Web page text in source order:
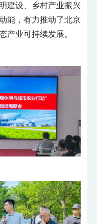
建设、乡村产业振兴
能，有力推动了北京
产业可持续发展。